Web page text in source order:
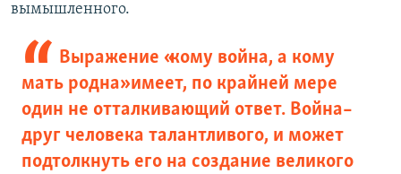
вымышленного.
Выражение «кому война, а кому
мать родна» имеет, по крайней мере
один не отталкивающий ответ. Война–
друг человека талантливого, и может
подтолкнуть его на создание великого